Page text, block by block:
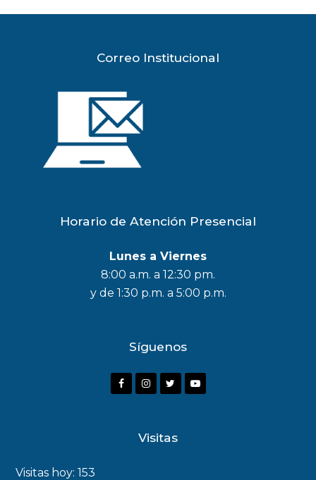
Correo Institucional
Horario de Atención Presencial
Lunes a Viernes
8:00 a.m. a 12:30 pm.
y de 1:30 p.m. a 5:00 p.m.
Síguenos
F
I
Y
Visitas
Visitas hoy:153